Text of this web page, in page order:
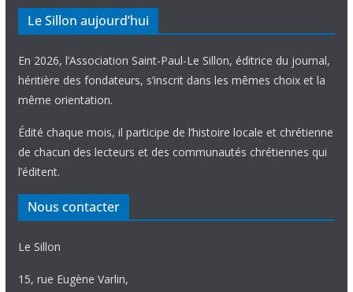
Le Sillon aujourd’hui
En 2026, l’Association Saint-Paul-Le Sillon, éditrice du journal,
héritière des fondateurs, s’inscrit dans les mêmes choix et la
même orientation.
Édité chaque mois, il participe de l’histoire locale et chrétienne
de chacun des lecteurs et des communautés chrétiennes qui
l’éditent.
Nous contacter
Le Sillon
15, rue Eugène Varlin,